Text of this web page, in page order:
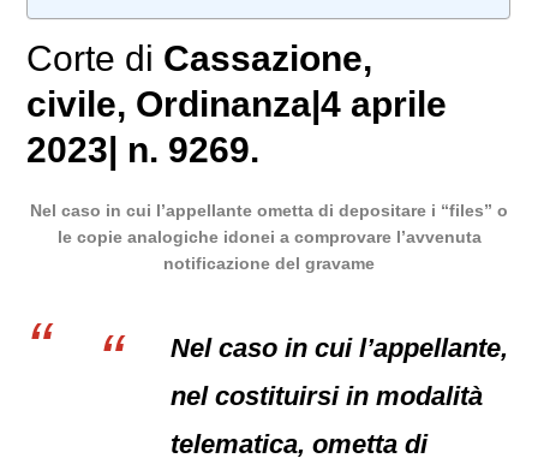
Corte di Cassazione,
civile, Ordinanza|4 aprile
2023| n. 9269.
Nel caso in cui l’appellante ometta di depositare i “files” o
le copie analogiche idonei a comprovare l’avvenuta
notificazione del gravame
Nel caso in cui l’appellante,
nel costituirsi in modalità
telematica, ometta di